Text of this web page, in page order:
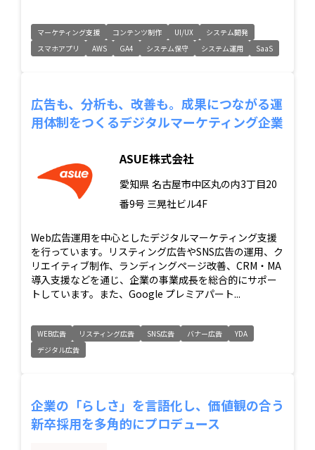
マーケティング支援 コンテンツ制作 UI/UX
システム開発
スマホアプリ
AWS GA4 システム保守 システム運用 SaaS
広告も、分析も、改善も。成果につながる運
用体制をつくるデジタルマーケティング企業
ASUE株式会社
愛知県 名古屋市中区丸の内3丁目20
番9号 三晃社ビル4F
Web広告運用を中心としたデジタルマーケティング支援
を行っています。リスティング広告やSNS広告の運用、ク
リエイティブ制作、ランディングページ改善、CRM・MA
導入支援などを通じ、企業の事業成長を総合的にサポー
トしています。また、Google プレミアパート...
WEB広告 リスティング広告 SNS広告 バナー広告
YDA
デジタル広告
企業の「らしさ」を言語化し、価値観の合う
新卒採用を多角的にプロデュース